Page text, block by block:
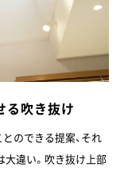
る吹き抜け
のできる提案、それ
大違い。吹き抜け上部